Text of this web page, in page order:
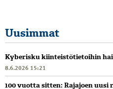
Uusimmat
Kyberisku kiinteistötietoihin
8.6.2026 15:21
100 vuotta sitten: Rajajoen